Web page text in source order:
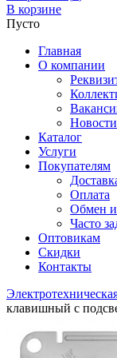
В корзине
Пусто
Главная
О компании
Новости
Каталог
Услуги
Покупателям
Оплата
Обмен и
Часто
Оптовикам
Скидки
Контакты
клавишный с